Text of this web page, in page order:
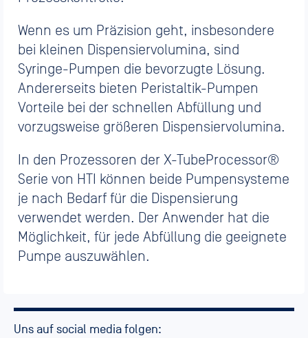
Wenn es um Präzision geht, insbesondere
bei kleinen Dispensiervolumina, sind
Syringe-Pumpen die bevorzugte Lösung.
Andererseits bieten Peristaltik-Pumpen
Vorteile bei der schnellen Abfüllung und
vorzugsweise größeren Dispensiervolumina.
In den Prozessoren der X-TubeProcessor®
Serie von HTI können beide Pumpensysteme
je nach Bedarf für die Dispensierung
verwendet werden. Der Anwender hat die
Möglichkeit, für jede Abfüllung die geeignete
Pumpe auszuwählen.
Uns auf social media folgen: